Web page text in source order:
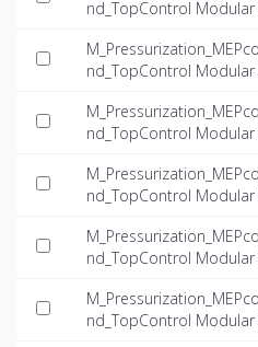
nd_TopControl Modular
nd_TopControl Modular
nd_TopControl Modular
nd_TopControl Modular
nd_TopControl Modular
nd_TopControl Modular